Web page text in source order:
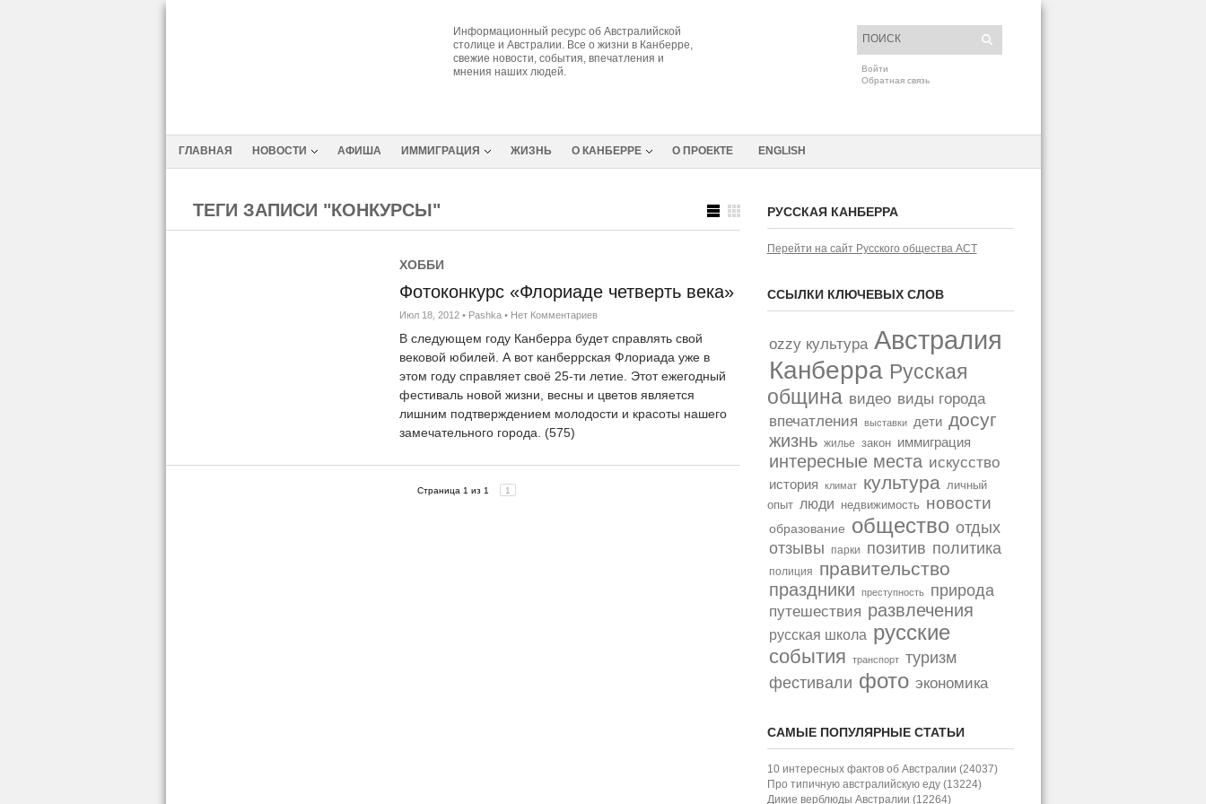
Информационный ресурс об Австралийской
столице и Австралии. Все о жизни в Канберре,
свежие новости, события, впечатления и
мнения наших людей.
Войти
Обратная связь
ГЛАВНАЯ НОВОСТИ АФИША ИММИГРАЦИЯ ЖИЗНЬ О КАНБЕРРЕ О ПРОЕКТЕ ENGLISH
ТЕГИ ЗАПИСИ "КОНКУРСЫ"
ХОББИ
Фотоконкурс «Флориаде четверть века»
Июл 18, 2012 • Pashka • Нет Комментариев
В следующем году Канберра будет справлять свой
вековой юбилей. А вот канберрская Флориада уже в
этом году справляет своё 25-ти летие. Этот ежегодный
фестиваль новой жизни, весны и цветов является
лишним подтверждением молодости и красоты нашего
замечательного города. (575)
Страница 1 из 1 1
РУССКАЯ КАНБЕРРА
Перейти на сайт Русского общества АСТ
ССЫЛКИ КЛЮЧЕВЫХ СЛОВ
ozzy культура Австралия
Канберра Русская
община видео виды города
впечатления
выставки дети досуг
жизнь жилье закон иммиграция
интересные места искусство
история климат культура личный
опыт люди недвижимость новости
образование общество отдых
отзывы парки позитив политика
полиция правительство
праздники преступность природа
путешествия развлечения
русская школа русские
события транспорт туризм
фестивали фото экономика
САМЫЕ ПОПУЛЯРНЫЕ СТАТЬИ
10 интересных фактов об Австралии (24037)
Про типичную австралийскую еду (13224)
Дикие верблюды Австралии (12264)